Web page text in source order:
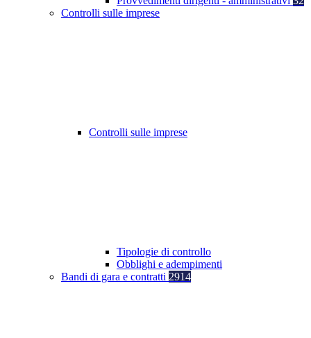
Controlli sulle imprese
Controlli sulle imprese
Tipologie di controllo
Obblighi e adempimenti
Bandi di gara e contratti 2914